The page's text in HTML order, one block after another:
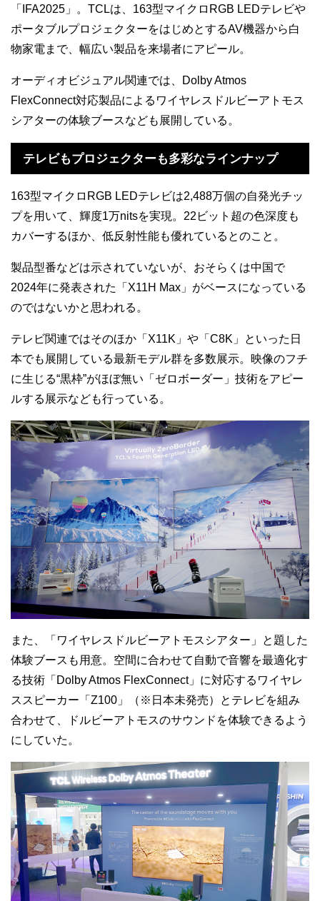
「IFA2025」。TCLは、163型マイクロRGB LEDテレビや
ポータブルプロジェクターをはじめとするAV機器から白
物家電まで、幅広い製品を来場者にアピール。
オーディオビジュアル関連では、Dolby Atmos
FlexConnect対応製品によるワイヤレスドルビーアトモス
シアターの体験ブースなども展開している。
テレビもプロジェクターも多彩なラインナップ
163型マイクロRGB LEDテレビは2,488万個の自発光チッ
プを用いて、輝度1万nitsを実現。22ビット超の色深度も
カバーするほか、低反射性能も優れているとのこと。
製品型番などは示されていないが、おそらくは中国で
2024年に発表された「X11H Max」がベースになっている
のではないかと思われる。
テレビ関連ではそのほか「X11K」や「C8K」といった日
本でも展開している最新モデル群を多数展示。映像のフチ
に生じる“黒枠”がほぼ無い「ゼロボーダー」技術をアピー
ルする展示なども行っている。
また、「ワイヤレスドルビーアトモスシアター」と題した
体験ブースも用意。空間に合わせて自動で音響を最適化す
る技術「Dolby Atmos FlexConnect」に対応するワイヤレ
ススピーカー「Z100」（※日本未発売）とテレビを組み
合わせて、ドルビーアトモスのサウンドを体験できるよう
にしていた。